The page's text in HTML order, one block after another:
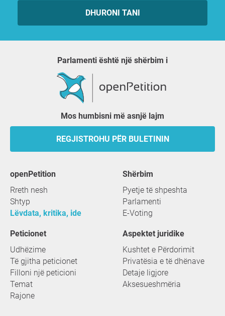
DHURONI TANI
Parlamenti është një shërbim i
Mos humbisni më asnjë lajm
REGJISTROHU PËR BULETININ
openPetition
Rreth nesh
Shtyp
Lëvdata, kritika, ide
shërbim
Pyetje të shpeshta
Parlamenti
E-Voting
Peticionet
Udhëzime
Të gjitha peticionet
Filloni një peticioni
Temat
Rajone
Aspektet juridike
Kushtet e Përdorimit
Privatësia e të dhënave
Detaje ligjore
Aksesueshmëria